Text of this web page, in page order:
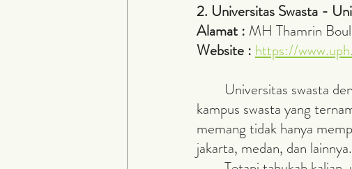
2. Universitas Swasta -
Alamat : MH Thamrin
Website : https://
kampus swasta yang
memang tidak hanya
jakarta, medan, dan lainnya.